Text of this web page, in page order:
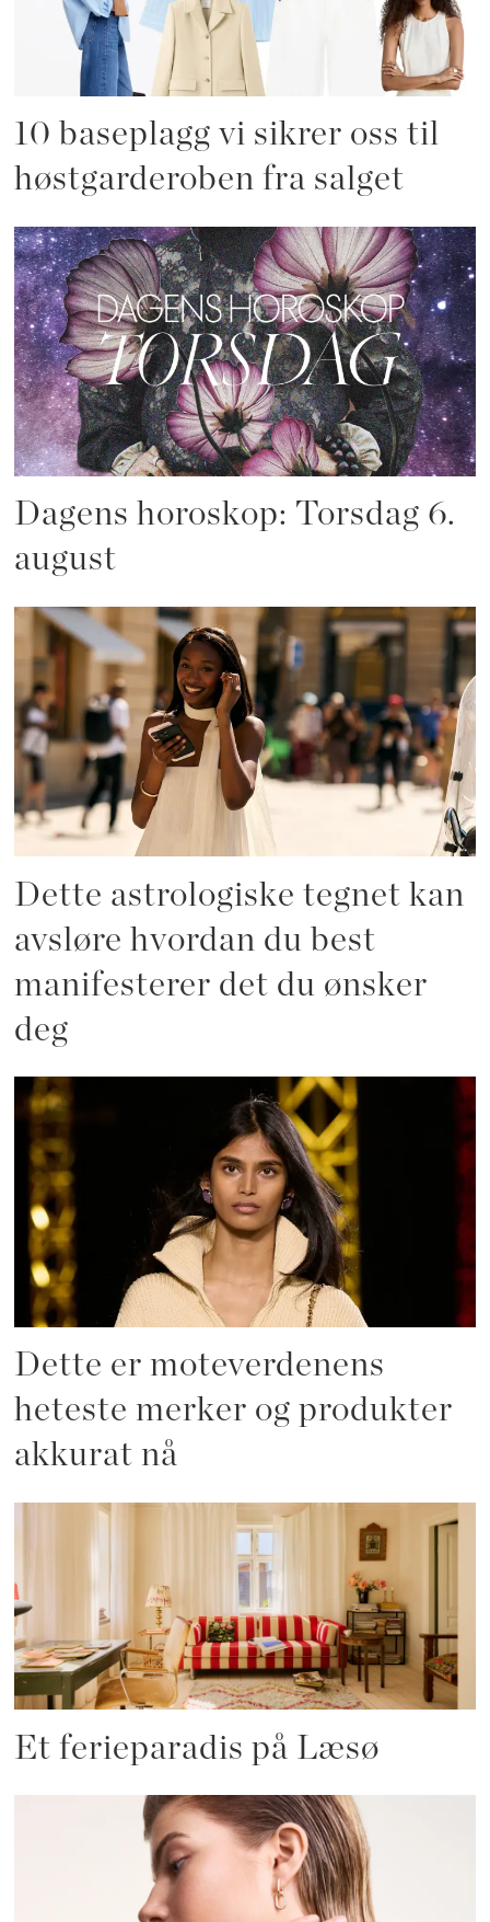
10 baseplagg vi sikrer oss til
høstgarderoben fra salget
Dagens horoskop: Torsdag 6.
august
Dette astrologiske tegnet kan
avsløre hvordan du best
manifesterer det du ønsker
deg
Dette er moteverdenens
heteste merker og produkter
akkurat nå
Et ferieparadis på Læsø